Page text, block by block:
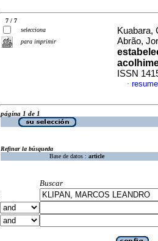
7 / 7
selecciona
para imprimir
Kuabara,
Abrão,
ISSN
·
página 1 de 1
Refinar la búsqueda
Base de datos : article
Buscar